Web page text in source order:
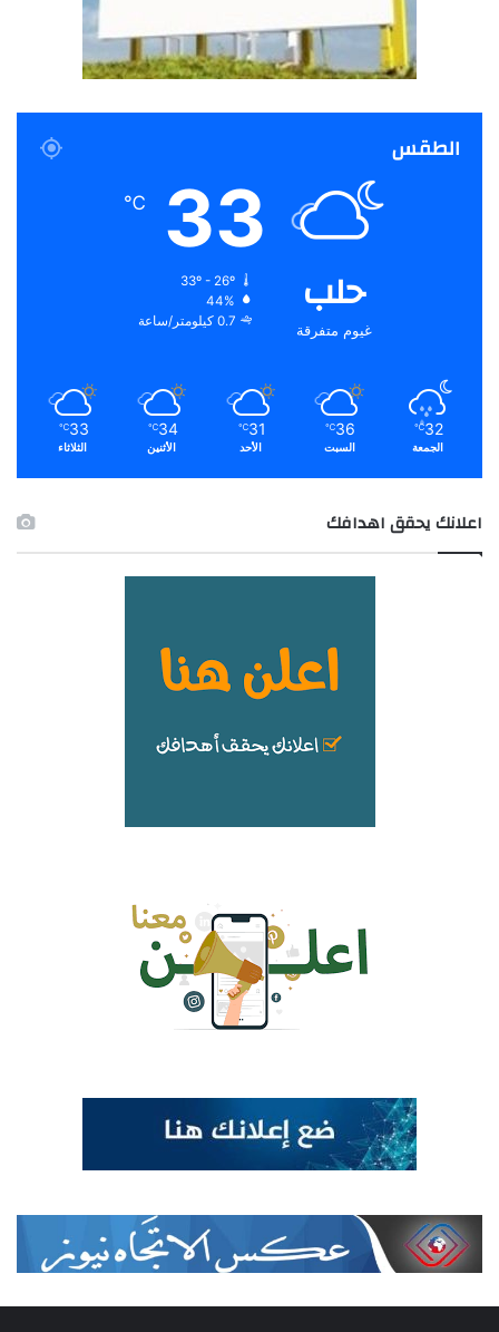
الطقس
حلب
غيوم متفرقة
33
℃
33º - 26º
44%
0.7 كيلومتر/ساعة
32
℃
الجمعة
36
℃
السبت
31
℃
الأحد
34
℃
الأثنين
33
℃
الثلاثاء
اعلانك يحقق اهدافك